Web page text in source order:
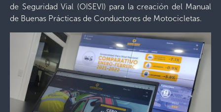
de Seguridad Vial (OISEVI) para la creación del Manual
de Buenas Prácticas de Conductores de Motocicletas.